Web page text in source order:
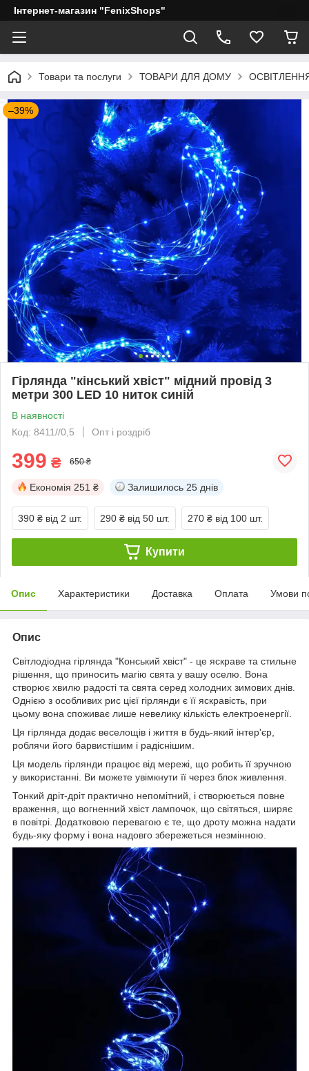
Інтернет-магазин "FenixShops"
Товари та послуги ТОВАРИ ДЛЯ ДОМУ
–39%
Гірлянда "кінський хвіст" мідний провід 3
метри 300 LED 10 ниток синій
В наявності
Код: 8411//0,5
Опт і роздріб
399 ₴ 650 ₴
Економія 251 ₴ Залишилось 25 днів
390 ₴ від 2 шт. 290 ₴ від 50 шт. 270 ₴ від 100 шт.
Купити
Опис Характеристики Доставка Оплата Умови
Опис
Світлодіодна гірлянда "Конський хвіст" - це яскраве та стильне
рішення, що приносить магію свята у вашу оселю. Вона
створює хвилю радості та свята серед холодних зимових днів.
Однією з особливих рис цієї гірлянди є її яскравість, при
цьому вона споживає лише невелику кількість електроенергії.
Ця гірлянда додає веселощів і життя в будь-який інтер'єр,
роблячи його барвистішим і радіснішим.
Ця модель гірлянди працює від мережі, що робить її зручною
у використанні. Ви можете увімкнути її через блок живлення.
Тонкий дріт-дріт практично непомітний, і створюється повне
враження, що вогненний хвіст лампочок, що світяться, ширяє
в повітрі. Додатковою перевагою є те, що дроту можна надати
будь-яку форму і вона надовго збережеться незмінною.